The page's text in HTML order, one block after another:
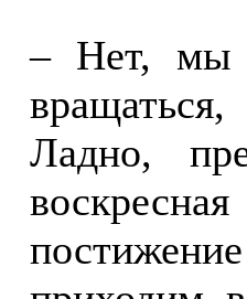
– Нет, мы
Ладно,